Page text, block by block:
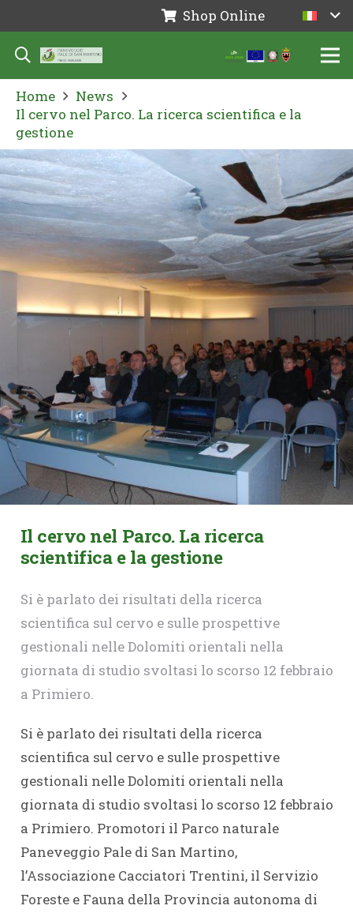
Shop Online
Home
News
Il cervo nel Parco. La ricerca scientifica e la
gestione
Il cervo nel Parco. La ricerca
scientifica e la gestione
Si è parlato dei risultati della ricerca
scientifica sul cervo e sulle prospettive
gestionali nelle Dolomiti orientali nella
giornata di studio svoltasi lo scorso 12 febbraio
a Primiero.
Si è parlato dei risultati della ricerca
scientifica sul cervo e sulle prospettive
gestionali nelle Dolomiti orientali nella
giornata di studio svoltasi lo scorso 12 febbraio
a Primiero. Promotori il Parco naturale
Paneveggio Pale di San Martino,
l’Associazione Cacciatori Trentini, il Servizio
Foreste e Fauna della Provincia autonoma di